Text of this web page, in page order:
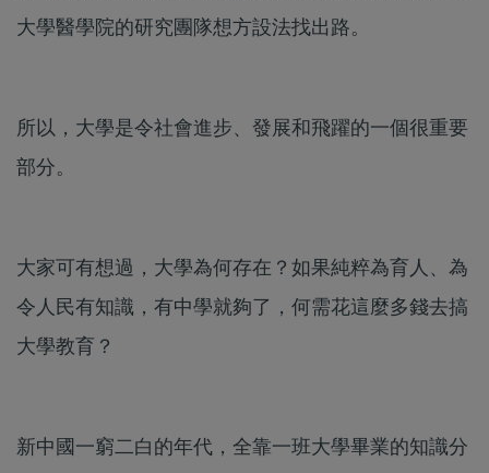
大學醫學院的研究團隊想方設法找出路。
所以，大學是令社會進步、發展和飛躍的一個很重要
部分。
大家可有想過，大學為何存在？如果純粹為育人、為
令人民有知識，有中學就夠了，何需花這麼多錢去搞
大學教育？
新中國一窮二白的年代，全靠一班大學畢業的知識分